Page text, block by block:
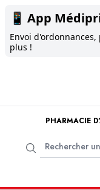
📱 App
Envoi d'ordonnances,
plus !
PHARMACIE